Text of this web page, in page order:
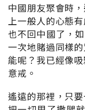
中國朋友聚會時
上一般人的心態
也不回中國了，
一次地賭過同樣
能呢？我已經像
意戒。
遙遠的那裡，只